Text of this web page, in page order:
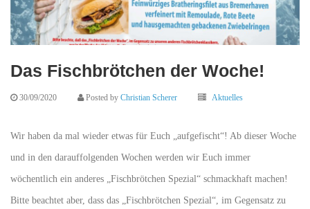
Das Fischbrötchen der Woche!
30/09/2020 Posted by Christian Scherer Aktuelles
Wir haben da mal wieder etwas für Euch „aufgefischt“! Ab dieser Woche
und in den darauffolgenden Wochen werden wir Euch immer
wöchentlich ein anderes „Fischbrötchen Spezial“ schmackhaft machen!
Bitte beachtet aber, dass das „Fischbrötchen Spezial“, im Gegensatz zu